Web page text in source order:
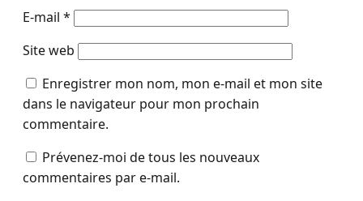
E-mail *
Site web
Enregistrer mon nom, mon e-mail et mon site
dans le navigateur pour mon prochain
commentaire.
Prévenez-moi de tous les nouveaux
commentaires par e-mail.